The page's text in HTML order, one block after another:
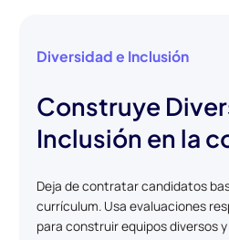
Diversidad e Inclusión
Construye
Inclusión en la
Deja de contratar candidatos
currículum. Usa evaluaciones
para construir equipos diversos